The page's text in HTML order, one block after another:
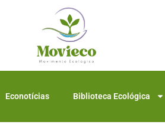
Econotícias Biblioteca Ecológica